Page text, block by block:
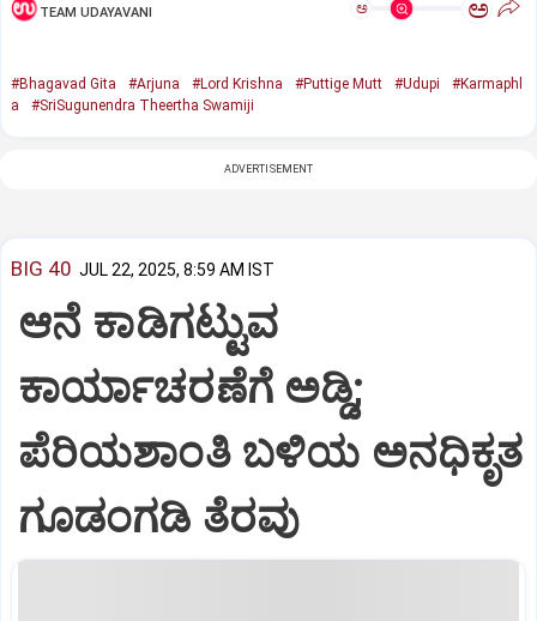
TEAM UDAYAVANI ಅ ಅ
#Bhagavad Gita #Arjuna #Lord Krishna #Puttige Mutt #Udupi
#Karmaphl
a
#SriSugunendra Theertha Swamiji
ADVERTISEMENT
BIG 40 JUL 22, 2025, 8:59 AM IST
ಆನೆ ಕಾಡಿಗಟ್ಟುವ
ಕಾರ್ಯಾಚರಣೆಗೆ ಅಡ್ಡಿ;
ಪೆರಿಯಶಾಂತಿ ಬಳಿಯ ಅನಧಿಕೃತ
ಗೂಡಂಗಡಿ ತೆರವು